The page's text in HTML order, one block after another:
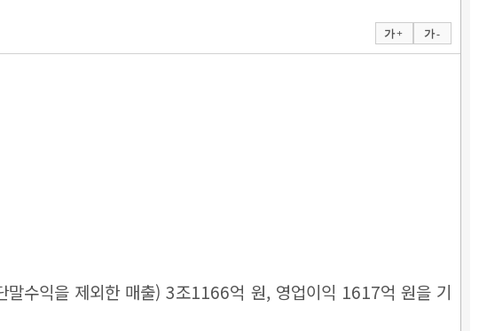
가 + 가 -
수익을 제외한 매출) 3조1166억 원, 영업이익 1617억 원을 기